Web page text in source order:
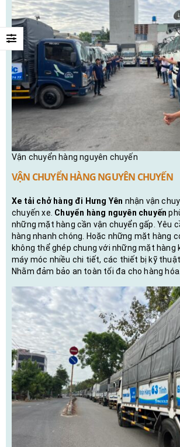
Vận chuyển hàng nguyên chuyến
VẬN CHUYỂN HÀNG NGUYÊN CHUYẾN
Xe tải chở hàng đi Hưng Yên nhận vận
chuyến xe. Chuyển hàng nguyên chuyến
những mặt hàng cần vận chuyển gấp. Yêu
hàng nhanh chóng. Hoặc những mặt hàng
không thể ghép chung với những mặt hàng
máy móc nhiều chi tiết, các thiết bị kỹ thuật
Nhằm đảm bảo an toàn tối đa cho hàng hóa.